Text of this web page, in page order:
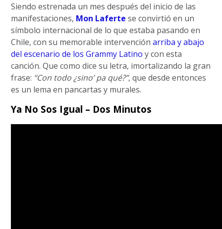
Siendo estrenada un mes después del inicio de las
manifestaciones, Mon Laferte se convirtió en un
símbolo internacional de lo que estaba pasando en
Chile, con su memorable intervenciónarriba y abajo
del escenario de los Grammy Latino y con esta
canción. Que como dice su letra, imortalizando la gran
frase: “Con todo ¿sino’ pa qué?”, que desde entonces
es un lema en pancartas y murales.
Ya No Sos Igual – Dos Minutos